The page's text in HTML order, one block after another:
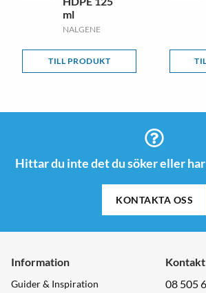
ml
NALGENE
TILL PRODUKT
Hittar du inte det du söker eller har
KONTAKTA OSS
Information
Guider & Inspiration
Kontakt
08 505